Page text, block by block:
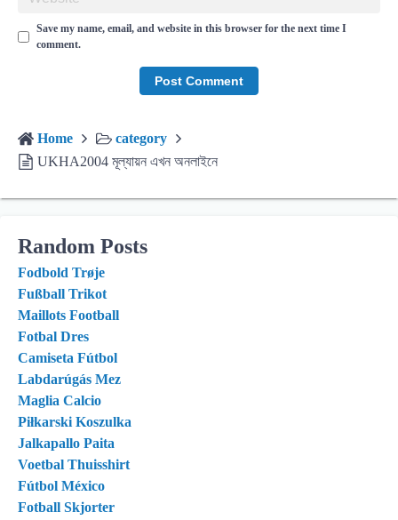
Save my name, email, and website in this browser for the next time I
comment.
Home
category
UKHA2004 মূল্যায়ন এখন অনলাইনে
Random Posts
Fodbold Trøje
Fußball Trikot
Maillots Football
Fotbal Dres
Camiseta Fútbol
Labdarúgás Mez
Maglia Calcio
Piłkarski Koszulka
Jalkapallo Paita
Voetbal Thuisshirt
Fútbol México
Fotball Skjorter